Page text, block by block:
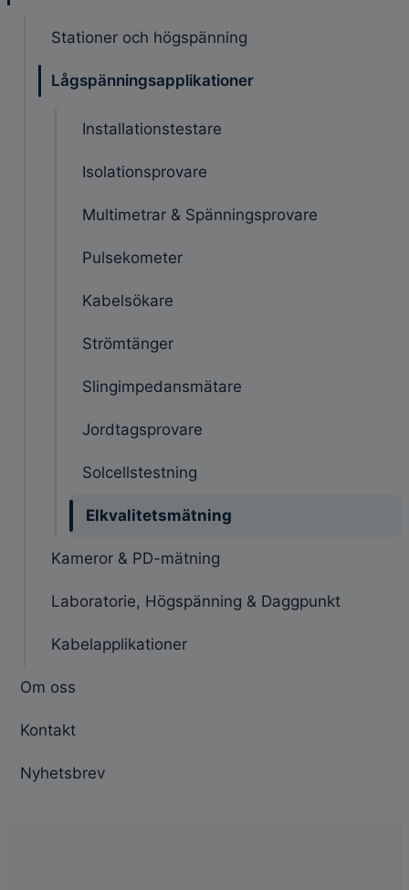
Stationer och högspänning
Lågspänningsapplikationer
Installationstestare
Isolationsprovare
Multimetrar & Spänningsprovare
Pulsekometer
Kabelsökare
Strömtänger
Slingimpedansmätare
Jordtagsprovare
Solcellstestning
Elkvalitetsmätning
Kameror & PD-mätning
Laboratorie, Högspänning & Daggpunkt
Kabelapplikationer
Om oss
Kontakt
Nyhetsbrev